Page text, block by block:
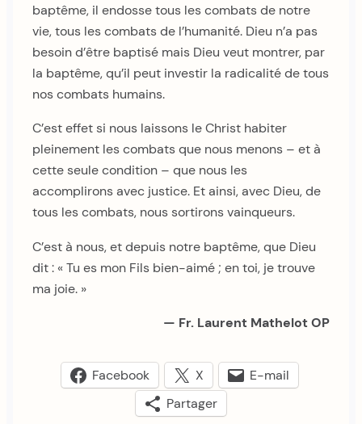
baptême, il endosse tous les combats de notre
vie, tous les combats de l’humanité. Dieu n’a pas
besoin d’être baptisé mais Dieu veut montrer, par
la baptême, qu’il peut investir la radicalité de tous
nos combats humains.
C’est effet si nous laissons le Christ habiter
pleinement les combats que nous menons – et à
cette seule condition – que nous les
accomplirons avec justice. Et ainsi, avec Dieu, de
tous les combats, nous sortirons vainqueurs.
C’est à nous, et depuis notre baptême, que Dieu
dit : « Tu es mon Fils bien-aimé ; en toi, je trouve
ma joie. »
— Fr. Laurent Mathelot OP
Facebook X
E-mail
Partager